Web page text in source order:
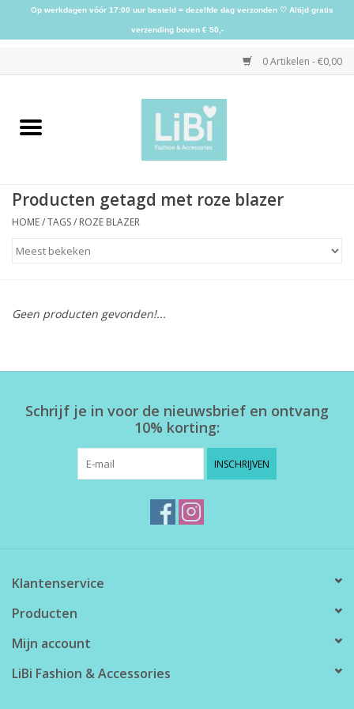
0 Artikelen - €0,00
Home
Schoenen
Herensokken
Producten getagd met roze blazer
HOME/TAGS/ ROZE BLAZER
Geen producten gevonden!...
Schrijf je in voor de nieuwsbrief en ontvang
10% korting:
INSCHRIJVEN
Klantenservice
Producten
Mijn account
LiBi Fashion & Accessories
Op werkdagen vóór 17:00 uur besteld = dezelfde dag verzonden ♡ Altijd gratis
verzending boven € 50,-